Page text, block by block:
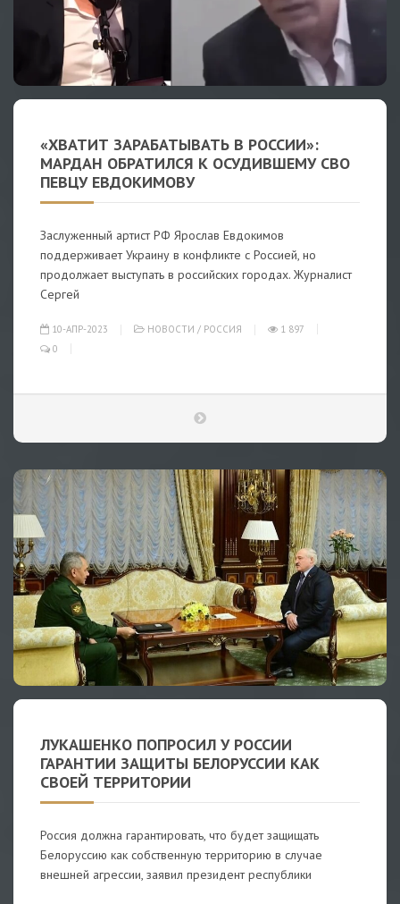
«ХВАТИТ ЗАРАБАТЫВАТЬ В РОССИИ»:
МАРДАН ОБРАТИЛСЯ К ОСУДИВШЕМУ СВО
ПЕВЦУ ЕВДОКИМОВУ
Заслуженный артист РФ Ярослав Евдокимов
поддерживает Украину в конфликте с Россией, но
продолжает выступать в российских городах. Журналист
Сергей
10-АПР-2023 НОВОСТИ / РОССИЯ
1 897
0
ЛУКАШЕНКО ПОПРОСИЛ У РОССИИ
ГАРАНТИИ ЗАЩИТЫ БЕЛОРУССИИ КАК
СВОЕЙ ТЕРРИТОРИИ
Россия должна гарантировать, что будет защищать
Белоруссию как собственную территорию в случае
внешней агрессии, заявил президент республики